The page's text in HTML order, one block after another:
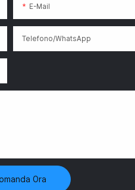
E-Mail
Telefono/WhatsApp
Ora